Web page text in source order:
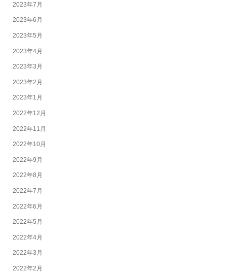
2023年7月
2023年6月
2023年5月
2023年4月
2023年3月
2023年2月
2023年1月
2022年12月
2022年11月
2022年10月
2022年9月
2022年8月
2022年7月
2022年6月
2022年5月
2022年4月
2022年3月
2022年2月